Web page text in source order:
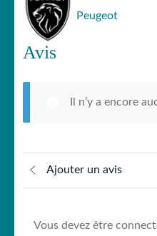
Peugeot
Avis
Il n’y a encore
Ajouter un avis
Vous devez être